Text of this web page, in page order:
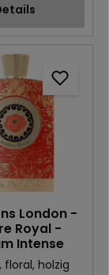
London -
Royal -
Intense
, floral, holzig